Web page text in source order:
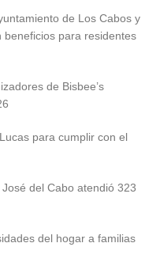
de Los Cabos y
beneficios para residentes
de Bisbee’s
para cumplir con el
del Cabo atendió 323
del hogar a familias